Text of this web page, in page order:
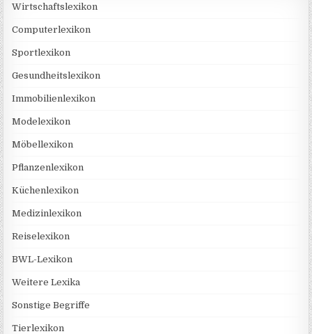
Wirtschaftslexikon
Computerlexikon
Sportlexikon
Gesundheitslexikon
Immobilienlexikon
Modelexikon
Möbellexikon
Pflanzenlexikon
Küchenlexikon
Medizinlexikon
Reiselexikon
BWL-Lexikon
Weitere Lexika
Sonstige Begriffe
Tierlexikon